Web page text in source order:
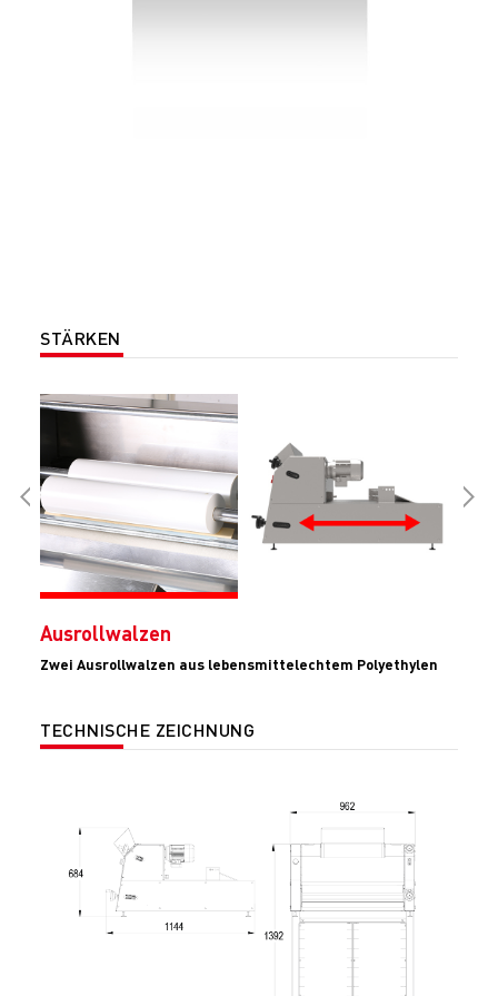
STÄRKEN
Ausrollwalzen
Zwei Ausrollwalzen aus lebensmittelechtem Polyethylen
TECHNISCHE ZEICHNUNG